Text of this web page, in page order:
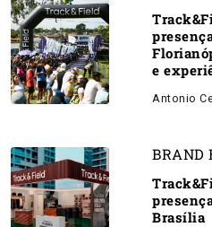
e
Antonio
BRAND
Brasília